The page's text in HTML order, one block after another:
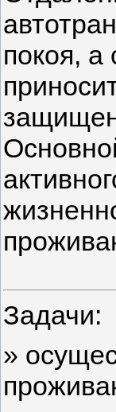
покоя, а
Задачи:
»